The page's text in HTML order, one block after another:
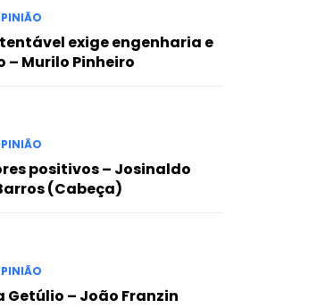
exige engenharia e
– Murilo Pinheiro
positivos – Josinaldo
(Cabeça)
Getúlio – João Franzin